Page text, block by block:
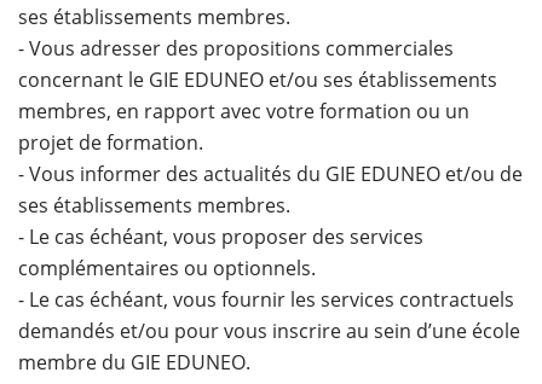
ses établissements membres.
- Vous adresser des propositions commerciales
concernant le GIE EDUNEO et/ou ses établissements
membres, en rapport avec votre formation ou un
projet de formation.
- Vous informer des actualités du GIE EDUNEO et/ou de
ses établissements membres.
- Le cas échéant, vous proposer des services
complémentaires ou optionnels.
- Le cas échéant, vous fournir les services contractuels
demandés et/ou pour vous inscrire au sein d’une école
membre du GIE EDUNEO.